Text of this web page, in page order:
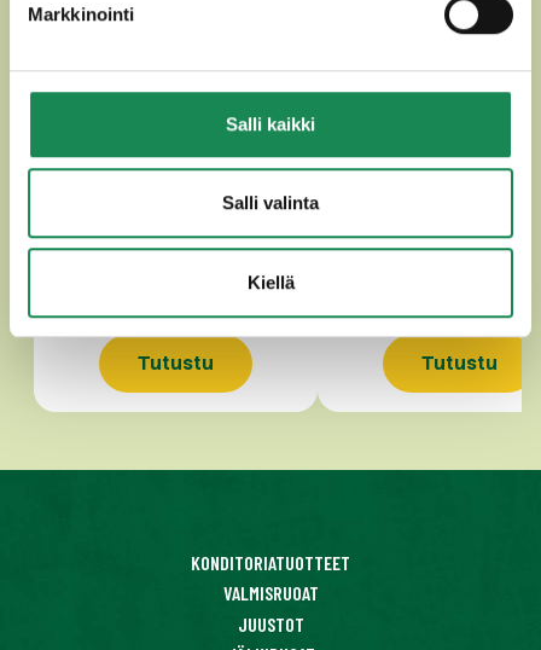
Markkinointi
Salli kaikki
Salli valinta
Kiellä
ALPZIRLER
Tutustu
APPENZELLER
Tutustu
KONDITORIATUOTTEET
VALMISRUOAT
JUUSTOT